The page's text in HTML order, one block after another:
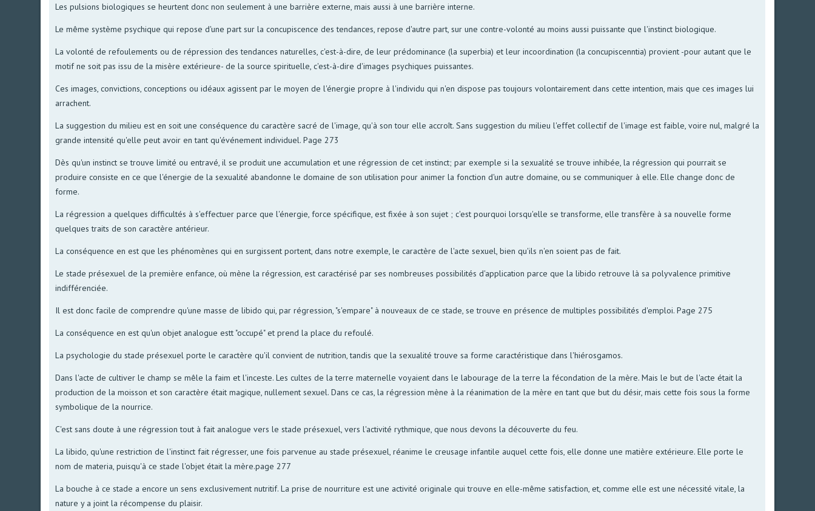
Les pulsions biologiques se heurtent donc non seulement à une barrière externe, mais aussi à une barrière interne.
Le même système psychique qui repose d'une part sur la concupiscence des tendances, repose d'autre part, sur une contre-volonté au moins aussi puissante que l'instinct biologique.
La volonté de refoulements ou de répression des tendances naturelles, c'est-à-dire, de leur prédominance (la superbia) et leur incoordination (la concupiscenntia) provient -pour autant que le
motif ne soit pas issu de la misère extérieure- de la source spirituelle, c'est-à-dire d'images psychiques puissantes.
Ces images, convictions, conceptions ou idéaux agissent par le moyen de l'énergie propre à l'individu qui n'en dispose pas toujours volontairement dans cette intention, mais que ces images lui
arrachent.
La suggestion du milieu est en soit une conséquence du caractère sacré de l'image, qu'à son tour elle accroît. Sans suggestion du milieu l'effet collectif de l'image est faible, voire nul, malgré la
grande intensité qu'elle peut avoir en tant qu'événement individuel. Page 273
Dès qu'un instinct se trouve limité ou entravé, il se produit une accumulation et une régression de cet instinct; par exemple si la sexualité se trouve inhibée, la régression qui pourrait se
produire consiste en ce que l'énergie de la sexualité abandonne le domaine de son utilisation pour animer la fonction d'un autre domaine, ou se communiquer à elle. Elle change donc de
forme.
La régression a quelques difficultés à s'effectuer parce que l'énergie, force spécifique, est fixée à son sujet ; c'est pourquoi lorsqu'elle se transforme, elle transfère à sa nouvelle forme
quelques traits de son caractère antérieur.
La conséquence en est que les phénomènes qui en surgissent portent, dans notre exemple, le caractère de l'acte sexuel, bien qu'ils n'en soient pas de fait.
Le stade présexuel de la première enfance, où mène la régression, est caractérisé par ses nombreuses possibilités d'application parce que la libido retrouve là sa polyvalence primitive
indifférenciée.
Il est donc facile de comprendre qu'une masse de libido qui, par régression, "s'empare" à nouveaux de ce stade, se trouve en présence de multiples possibilités d'emploi. Page 275
La conséquence en est qu'un objet analogue estt "occupé" et prend la place du refoulé.
La psychologie du stade présexuel porte le caractère qu'il convient de nutrition, tandis que la sexualité trouve sa forme caractéristique dans l'hiérosgamos.
Dans l'acte de cultiver le champ se mêle la faim et l'inceste. Les cultes de la terre maternelle voyaient dans le labourage de la terre la fécondation de la mère. Mais le but de l'acte était la
production de la moisson et son caractère était magique, nullement sexuel. Dans ce cas, la régression mène à la réanimation de la mère en tant que but du désir, mais cette fois sous la forme
symbolique de la nourrice.
C'est sans doute à une régression tout à fait analogue vers le stade présexuel, vers l'activité rythmique, que nous devons la découverte du feu.
La libido, qu'une restriction de l'instinct fait régresser, une fois parvenue au stade présexuel, réanime le creusage infantile auquel cette fois, elle donne une matière extérieure. Elle porte le
nom de materia, puisqu'à ce stade l'objet était la mère.page 277
La bouche à ce stade a encore un sens exclusivement nutritif. La prise de nourriture est une activité originale qui trouve en elle-même satisfaction, et, comme elle est une nécessité vitale, la
nature y a joint la récompense du plaisir.